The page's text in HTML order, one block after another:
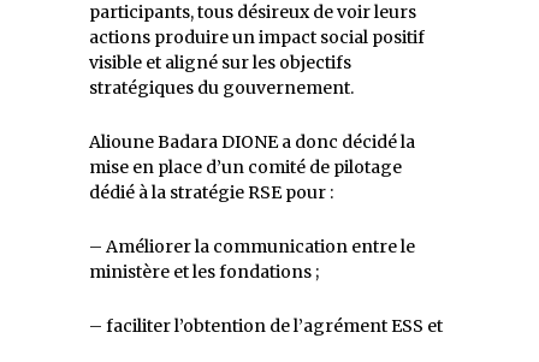
participants, tous désireux de voir leurs
actions produire un impact social positif
visible et aligné sur les objectifs
stratégiques du gouvernement.
Alioune Badara DIONE a donc décidé la
mise en place d’un comité de pilotage
dédié à la stratégie RSE pour :
– Améliorer la communication entre le
ministère et les fondations ;
– faciliter l’obtention de l’agrément ESS et